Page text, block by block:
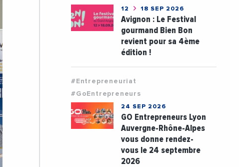
12 18 SEP 2026
Avignon : Le Festival
gourmand Bien Bon
revient pour sa 4ème
édition !
#Entrepreneuriat
#GoEntrepreneurs
24 SEP 2026
GO Entrepreneurs Lyon
Auvergne-Rhône-Alpes
vous donne rendez-
vous le 24 septembre
2026